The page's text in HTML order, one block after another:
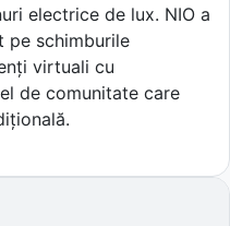
electrice de lux. NIO a
pe schimburile
virtuali cu
de comunitate care